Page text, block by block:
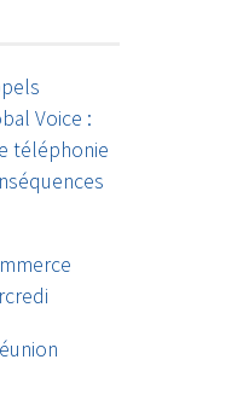
Voice :
téléphonie